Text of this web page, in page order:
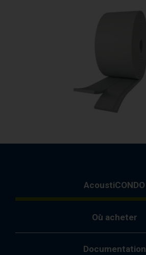
AcoustiCONDO
Où acheter
Documentation